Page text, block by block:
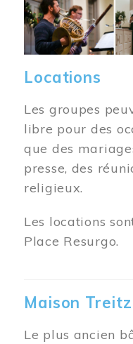
Locations
Les groupes
libre pour des
que des
presse, des
religieux.
Les locations
Place Resurgo.
Maison Treitz
Le plus ancien